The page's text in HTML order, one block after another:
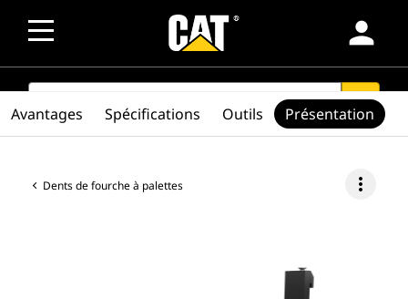
person
SEARCH search
Dents de fourche à palettes more_vert
Avantages Spécifications Outils Présentation